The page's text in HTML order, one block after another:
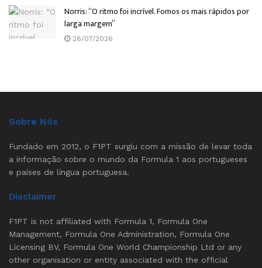
Norris: “O ritmo foi incrível. Fomos os mais rápidos por
larga margem”
26/07/2026
Sobre Nós
Fundado em 2012, o F1PT surgiu com a missão de levar toda
a informação sobre o mundo da Formula 1 aos portugueses
e países de língua portuguesa.
Disclaimer
F1PT is not affiliated with Formula 1, Formula One
Management, Formula One Administration, Formula One
Licensing BV, Formula One World Championship Ltd or any
other organisation or entity associated with the official